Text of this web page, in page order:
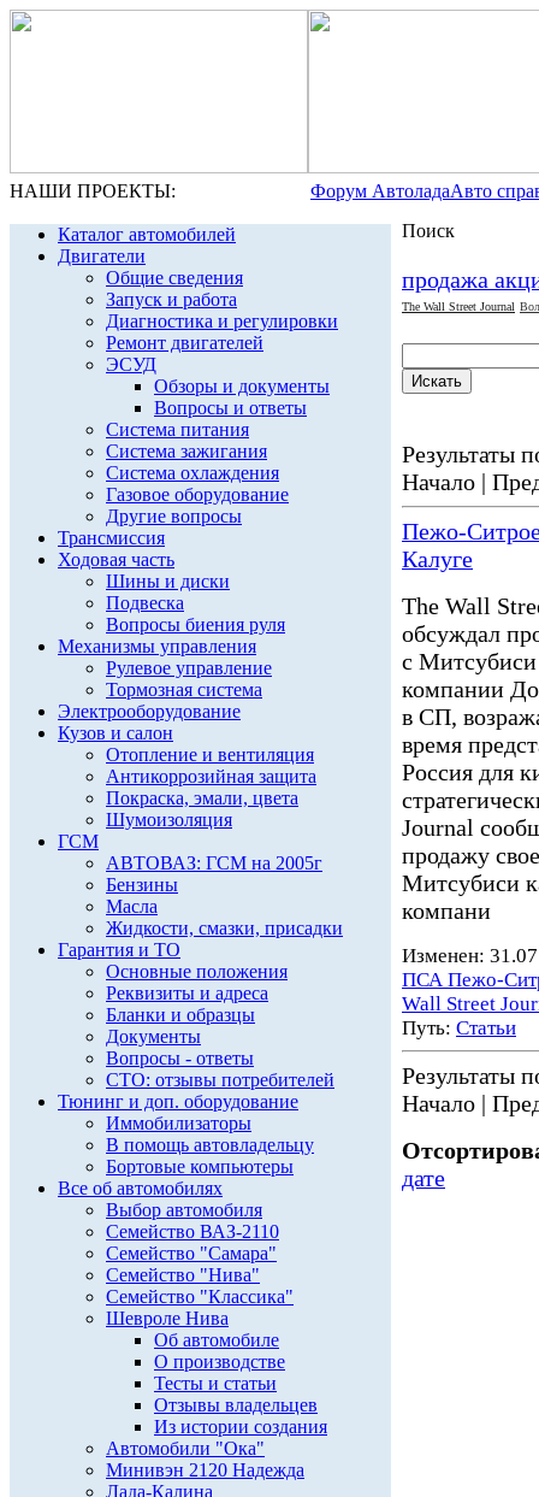
НАШИ ПРОЕКТЫ: Форум АвтоладаАвто
Каталог автомобилей
Двигатели
Общие сведения
Запуск и работа
Диагностика и регулировки
Ремонт двигателей
ЭСУД
Обзоры и документы
Вопросы и ответы
Система питания
Система зажигания
Система охлаждения
Газовое оборудование
Другие вопросы
Трансмиссия
Ходовая часть
Шины и диски
Подвеска
Вопросы биения руля
Механизмы управления
Рулевое управление
Тормозная система
Электрооборудование
Кузов и салон
Отопление и вентиляция
Антикоррозийная защита
Покраска, эмали, цвета
Шумоизоляция
ГСМ
АВТОВАЗ: ГСМ на 2005г
Бензины
Масла
Жидкости, смазки, присадки
Гарантия и ТО
Основные положения
Реквизиты и адреса
Бланки и образцы
Документы
Вопросы - ответы
СТО: отзывы потребителей
Тюнинг и доп. оборудование
Иммобилизаторы
В помощь автовладельцу
Бортовые компьютеры
Все об автомобилях
Выбор автомобиля
Семейство ВАЗ-2110
Семейство "Самара"
Семейство "Нива"
Семейство "Классика"
Шевроле Нива
Об автомобиле
О производстве
Тесты и статьи
Отзывы владельцев
Из истории создания
Автомобили "Ока"
Минивэн 2120 Надежда
Лада-Калина
Поиск
продажа
The Wall Street Journal
Результаты
Начало |
Пежо-
Калуге
The Wall
обсуждал
с
компании
в СП,
время
Россия для
Journal
продажу
Митсубиси
компани
Изменен:
ПСА Пежо-
Wall Street
Путь: Статьи
Результаты
Начало |
дате